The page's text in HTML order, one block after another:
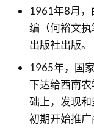
1961年8月，
编（何裕文
出版社出版。
1965年，国
下达给西南
础上，发现
初期开始推